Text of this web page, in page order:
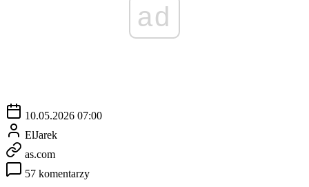
ad
10.05.2026 07:00
ElJarek
as.com
57 komentarzy